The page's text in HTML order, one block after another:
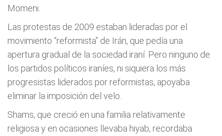
Momeni.
Las protestas de 2009 estaban lideradas por el
movimiento “reformista” de Irán, que pedía una
apertura gradual de la sociedad iraní. Pero ninguno de
los partidos políticos iraníes, ni siquiera los más
progresistas liderados por reformistas, apoyaba
eliminar la imposición del velo.
Shams, que creció en una familia relativamente
religiosa y en ocasiones llevaba hiyab, recordaba